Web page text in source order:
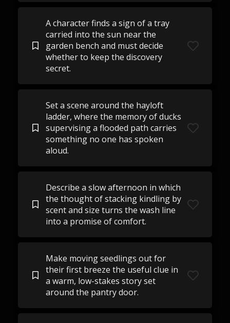
A character finds a sign of a tray
carried into the sun near the
garden bench and must decide
whether to keep the discovery
secret.
Set a scene around the hayloft
ladder, where the memory of ducks
supervising a flooded path carries
something no one has spoken
aloud.
Describe a slow afternoon in which
the thought of stacking kindling by
scent and size turns the wash line
into a promise of comfort.
Make moving seedlings out for
their first breeze the useful clue in
a warm, low-stakes story set
around the pantry door.